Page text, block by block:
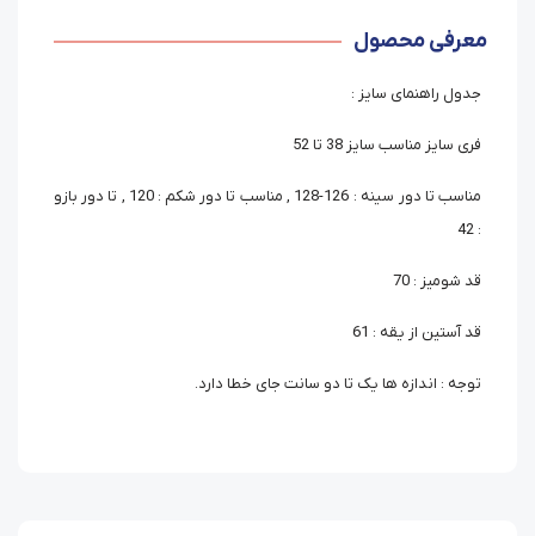
معرفی محصول
جدول راهنمای سایز :
فری سایز مناسب سایز 38 تا 52
مناسب تا دور سینه : 126-128 , مناسب تا دور شکم : 120 , تا دور بازو
: 42
قد شومیز : 70
قد آستین از یقه : 61
توجه : اندازه ها یک تا دو سانت جای خطا دارد.